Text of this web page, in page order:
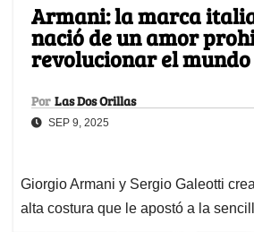
Armani: la marca
nació de un amor
revolucionar el
Por Las Dos Orillas
SEP 9, 2025
Giorgio Armani y Sergio Galeotti
alta costura que le apostó a la